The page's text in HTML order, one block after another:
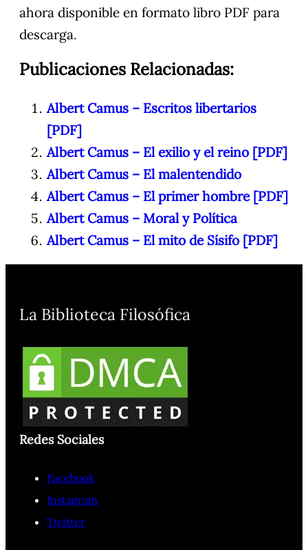
ahora disponible en formato libro PDF para
descarga.
Publicaciones Relacionadas:
Albert Camus – Escritos libertarios
[PDF]
Albert Camus – El exilio y el reino [PDF]
Albert Camus – El malentendido
Albert Camus – El primer hombre [PDF]
Albert Camus – Moral y Política
Albert Camus – El mito de Sísifo [PDF]
La Biblioteca Filosófica
Redes Sociales
Facebook
Instagram
Twitter